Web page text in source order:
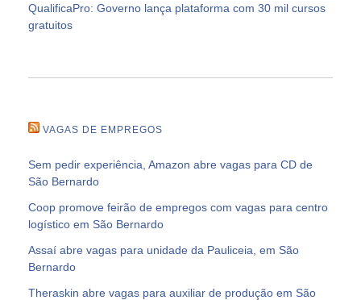
QualificaPro: Governo lança plataforma com 30 mil cursos
gratuitos
VAGAS DE EMPREGOS
Sem pedir experiência, Amazon abre vagas para CD de
São Bernardo
Coop promove feirão de empregos com vagas para centro
logístico em São Bernardo
Assaí abre vagas para unidade da Pauliceia, em São
Bernardo
Theraskin abre vagas para auxiliar de produção em São